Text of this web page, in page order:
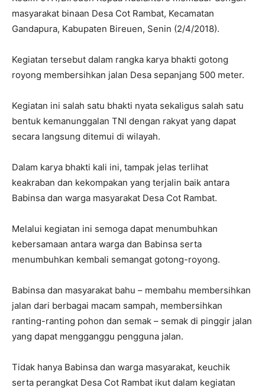
masyarakat binaan Desa Cot Rambat, Kecamatan
Gandapura, Kabupaten Bireuen, Senin (2/4/2018).
Kegiatan tersebut dalam rangka karya bhakti gotong
royong membersihkan jalan Desa sepanjang 500 meter.
Kegiatan ini salah satu bhakti nyata sekaligus salah satu
bentuk kemanunggalan TNI dengan rakyat yang dapat
secara langsung ditemui di wilayah.
Dalam karya bhakti kali ini, tampak jelas terlihat
keakraban dan kekompakan yang terjalin baik antara
Babinsa dan warga masyarakat Desa Cot Rambat.
Melalui kegiatan ini semoga dapat menumbuhkan
kebersamaan antara warga dan Babinsa serta
menumbuhkan kembali semangat gotong-royong.
Babinsa dan masyarakat bahu – membahu membersihkan
jalan dari berbagai macam sampah, membersihkan
ranting-ranting pohon dan semak – semak di pinggir jalan
yang dapat mengganggu pengguna jalan.
Tidak hanya Babinsa dan warga masyarakat, keuchik
serta perangkat Desa Cot Rambat ikut dalam kegiatan